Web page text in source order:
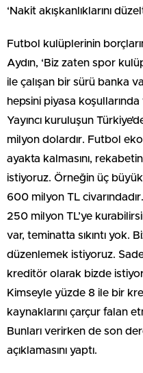
‘Nakit akışkanlıklarını
Futbol kulüplerinin
Aydın, ‘Biz zaten spor
ile çalışan bir sürü banka
hepsini piyasa
Yayıncı kuruluşun
milyon dolardır. Futbol
ayakta kalmasını,
istiyoruz. Örneğin üç
600 milyon TL
250 milyon TL’ye
var, teminatta sıkıntı yok.
düzenlemek istiyoruz.
kreditör olarak bizde
Kimseyle yüzde 8 ile bir
kaynaklarını çarçur falan
Bunları verirken de son
açıklamasını yaptı.